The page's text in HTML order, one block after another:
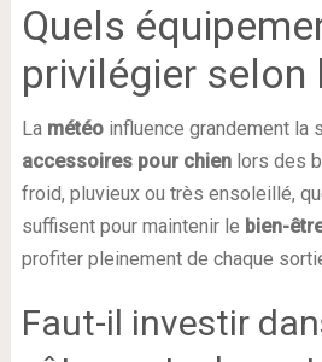
Quels
privilégier selon
La météoinfluence grandement la
accessoires pour chienlors des
froid, pluvieux ou très ensoleillé,
suffisent pour maintenir le bien-
profiter pleinement de chaque
Faut-il investir